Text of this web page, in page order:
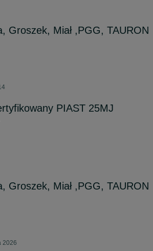
Groszek, Miał ,PGG, TAURON
PIAST 25MJ
Groszek, Miał ,PGG, TAURON
2026